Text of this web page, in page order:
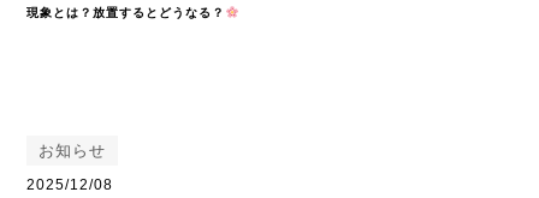
現象とは？放置するとどうなる？
お知らせ
2025/12/08